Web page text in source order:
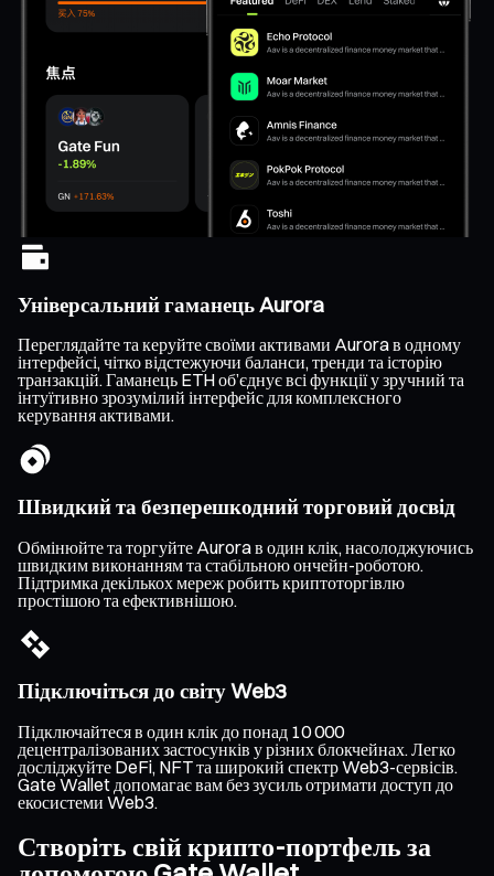
Універсальний гаманець Aurora
Переглядайте та керуйте своїми активами Aurora в одному
інтерфейсі, чітко відстежуючи баланси, тренди та історію
транзакцій. Гаманець ETH об’єднує всі функції у зручний та
інтуїтивно зрозумілий інтерфейс для комплексного
керування активами.
Швидкий та безперешкодний торговий досвід
Обмінюйте та торгуйте Aurora в один клік, насолоджуючись
швидким виконанням та стабільною ончейн-роботою.
Підтримка декількох мереж робить криптоторгівлю
простішою та ефективнішою.
Підключіться до світу Web3
Підключайтеся в один клік до понад 10 000
децентралізованих застосунків у різних блокчейнах. Легко
досліджуйте DeFi, NFT та широкий спектр Web3-сервісів.
Gate Wallet допомагає вам без зусиль отримати доступ до
екосистеми Web3.
Створіть свій крипто-портфель за